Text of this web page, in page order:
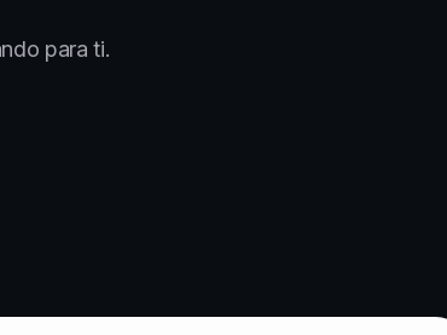
para ti.